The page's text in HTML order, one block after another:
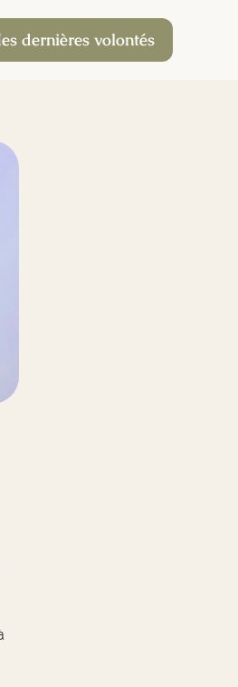
dernières volontés